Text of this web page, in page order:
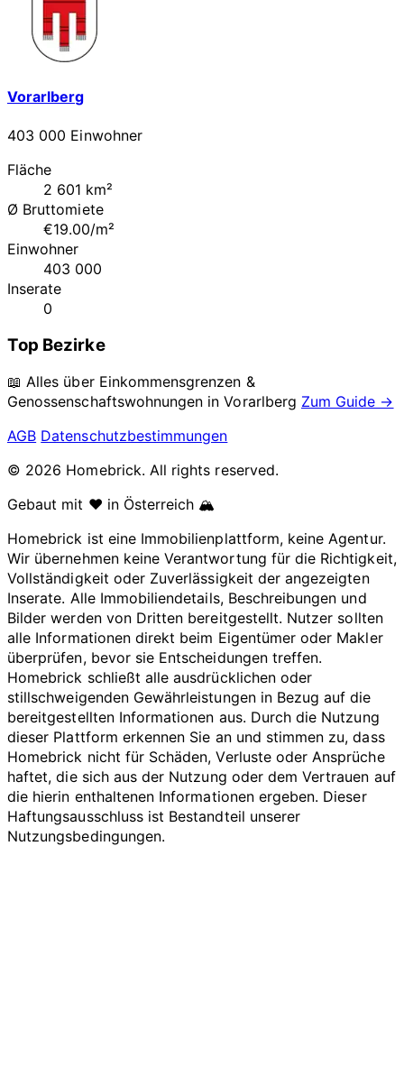
Vorarlberg
403 000 Einwohner
Fläche
2 601 km²
Ø Bruttomiete
€19.00/m²
Einwohner
403 000
Inserate
0
Top Bezirke
📖 Alles über Einkommensgrenzen &
Genossenschaftswohnungen inVorarlberg Zum Guide →
AGB Datenschutzbestimmungen
© 2026 Homebrick. All rights reserved.
Gebaut mit ❤️ in Österreich 🏔️
Homebrick ist eine Immobilienplattform, keine Agentur.
Wir übernehmen keine Verantwortung für die Richtigkeit,
Vollständigkeit oder Zuverlässigkeit der angezeigten
Inserate. Alle Immobiliendetails, Beschreibungen und
Bilder werden von Dritten bereitgestellt. Nutzer sollten
alle Informationen direkt beim Eigentümer oder Makler
überprüfen, bevor sie Entscheidungen treffen.
Homebrick schließt alle ausdrücklichen oder
stillschweigenden Gewährleistungen in Bezug auf die
bereitgestellten Informationen aus. Durch die Nutzung
dieser Plattform erkennen Sie an und stimmen zu, dass
Homebrick nicht für Schäden, Verluste oder Ansprüche
haftet, die sich aus der Nutzung oder dem Vertrauen auf
die hierin enthaltenen Informationen ergeben. Dieser
Haftungsausschluss ist Bestandteil unserer
Nutzungsbedingungen.